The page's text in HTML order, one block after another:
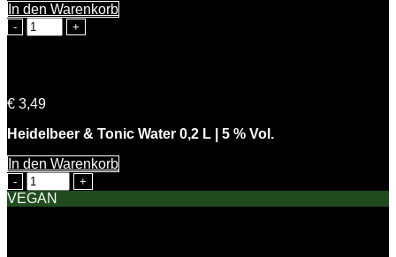
Vol.
Menge
In den Warenkorb
Süße
Mohni
€ 3,49
Heidelbeer & Tonic Water 0,2 L | 5 % Vol.
In den Warenkorb
Heidelbeer
&
Tonic
VEGAN